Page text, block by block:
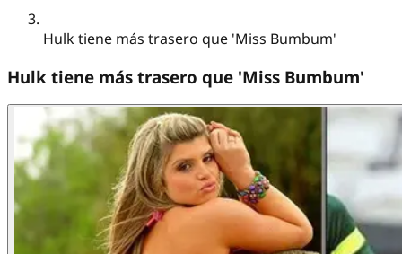
Hulk tiene más trasero que 'Miss Bumbum'
Hulk tiene más trasero que 'Miss Bumbum'